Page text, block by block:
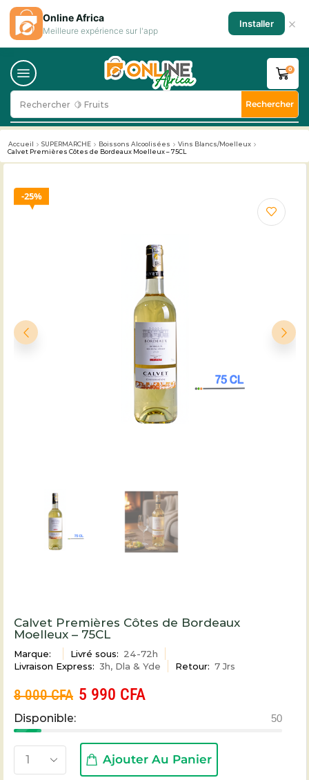
Rechercher 🥛 Milk Rechercher
0
Accueil SUPERMARCHE Boissons Alcoolisées
Vins Blancs/Moelleux
Calvet Premières Côtes de Bordeaux Moelleux – 75CL
25%
Calvet Premières Côtes de Bordeaux
Moelleux – 75CL
Marque: Livré sous: 24-72h
Livraison Express: 3h, Dla & Yde Retour: 7 Jrs
8 000CFA 5 990 CFA
Disponible: 50
Ajouter Au Panier
Online Africa
Meilleure expérience sur l'app
Installer ×